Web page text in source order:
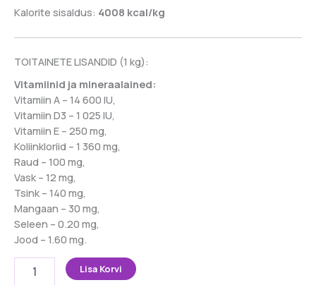
Kalorite sisaldus: 4008 kcal/kg
TOITAINETE LISANDID (1 kg):
Vitamiinid ja mineraalained:
Vitamiin A – 14 600 IU,
Vitamiin D3 – 1 025 IU,
Vitamiin E – 250 mg,
Koliinkloriid – 1 360 mg,
Raud – 100 mg,
Vask – 12 mg,
Tsink – 140 mg,
Mangaan – 30 mg,
Seleen – 0.20 mg,
Jood – 1.60 mg.
NORDIC
Lisa Korvi